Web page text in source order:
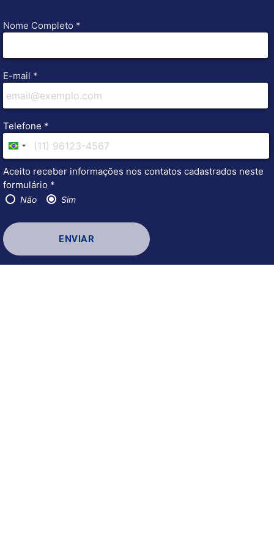
Nome Completo *
E-mail *
Telefone *
Brazil
+55
Aceito receber informações nos contatos cadastrados neste
formulário *
Não Sim
ENVIAR